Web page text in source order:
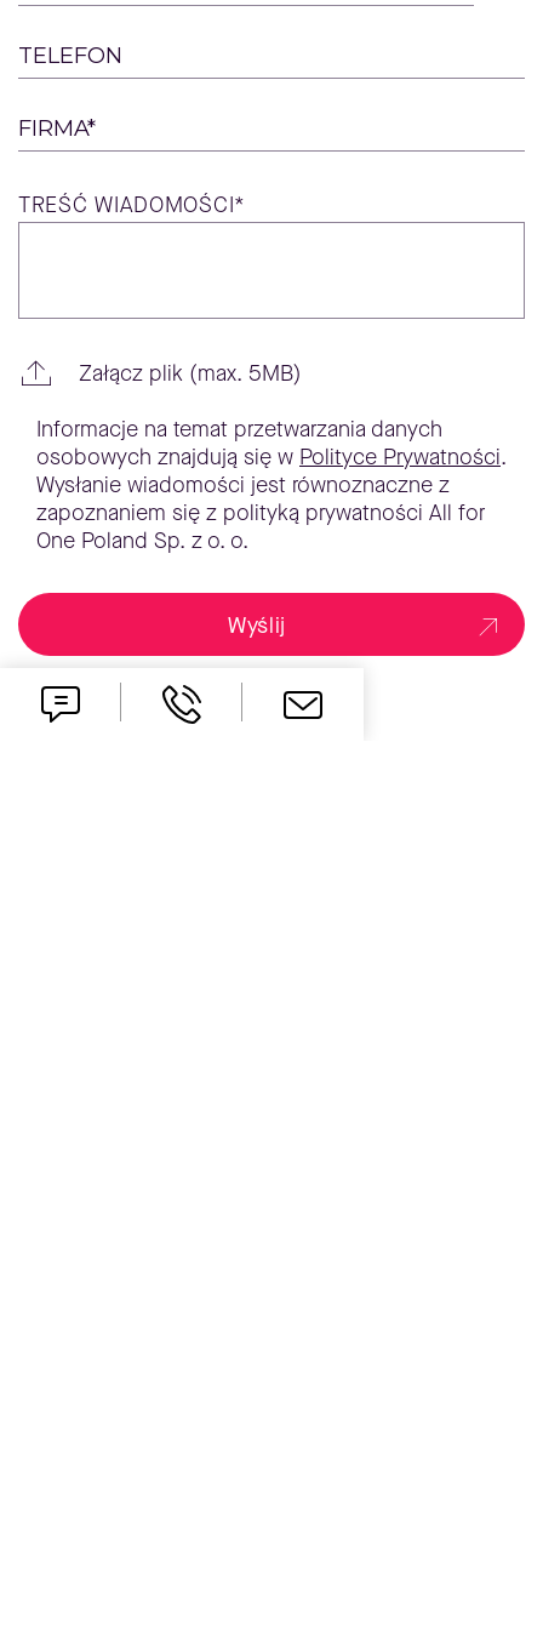
TELEFON
FIRMA*
TREŚĆ WIADOMOŚCI*
Załącz plik (max. 5MB)
Informacje na temat przetwarzania danych
osobowych znajdują się w Polityce Prywatności.
Wysłanie wiadomości jest równoznaczne z
zapoznaniem się z polityką prywatności All for
One Poland Sp. z o. o.
Wyślij